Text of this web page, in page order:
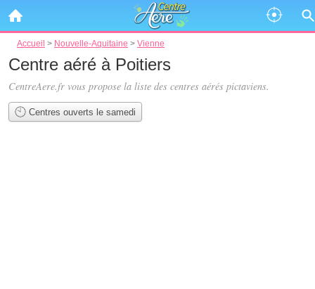
Accueil > Nouvelle-Aquitaine > Vienne
Centre aéré à Poitiers
CentreAere.fr vous propose la liste des centres aérés pictaviens.
Centres ouverts le samedi